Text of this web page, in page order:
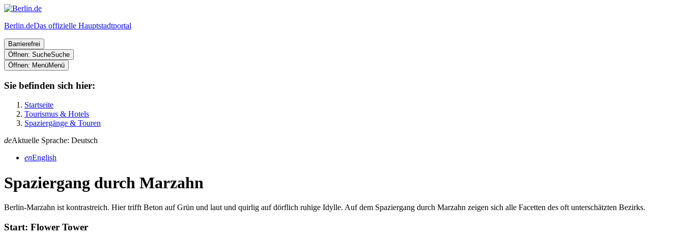
Berlin.deDas offizielle Hauptstadtportal
Barrierefrei
Öffnen: SucheSuche
Öffnen: MenüMenü
Sie befinden sich hier:
Startseite
Tourismus & Hotels
Spaziergänge & Touren
deAktuelle Sprache: Deutsch
enEnglish
Spaziergang durch Marzahn
Berlin-Marzahn ist kontrastreich. Hier trifft Beton auf Grün und laut und quirlig auf dörflich ruhige Idylle. Auf dem Spaziergang durch Marzahn zeigen sich alle Facetten des oft unterschätzten Bezirks.
Start: Flower Tower